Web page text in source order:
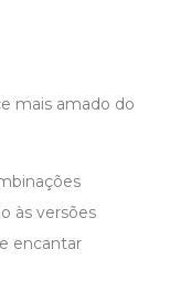
mais amado do
às versões
encantar